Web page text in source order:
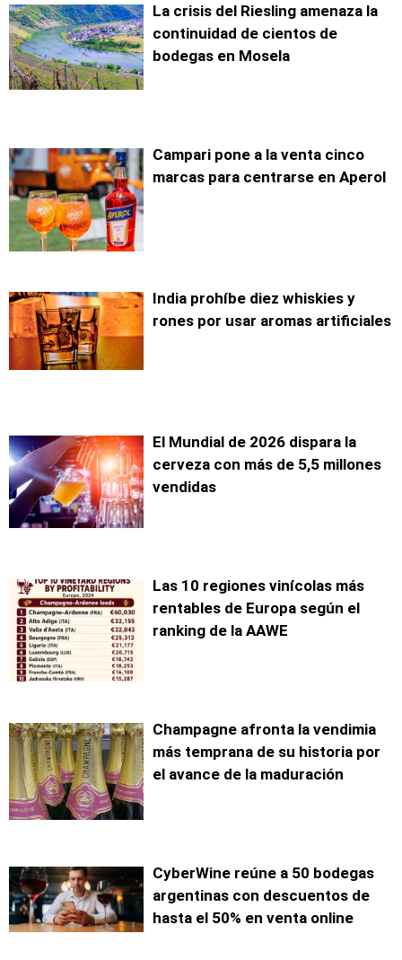
La crisis del Riesling amenaza la
continuidad de cientos de
bodegas en Mosela
Campari pone a la venta cinco
marcas para centrarse en Aperol
India prohíbe diez whiskies y
rones por usar aromas artificiales
El Mundial de 2026 dispara la
cerveza con más de 5,5 millones
vendidas
Las 10 regiones vinícolas más
rentables de Europa según el
ranking de la AAWE
Champagne afronta la vendimia
más temprana de su historia por
el avance de la maduración
CyberWine reúne a 50 bodegas
argentinas con descuentos de
hasta el 50% en venta online